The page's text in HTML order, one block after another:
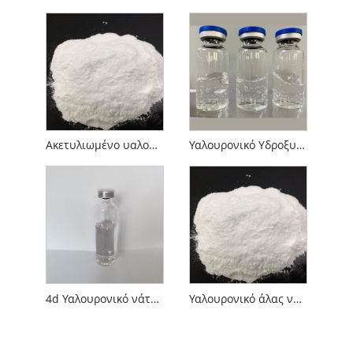
Ακετυλιωμένο υαλουρονικό νάτριο Υαλουρονικό Υδροξυπροπυλτριμώνιο
4d Υαλουρονικό νάτριο Υαλουρονικό άλας νατρίου